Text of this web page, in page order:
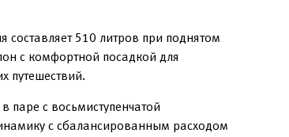
510 литров при поднятом
с комфортной посадкой для
путешествий.
с восьмиступенчатой
с сбалансированным расходом